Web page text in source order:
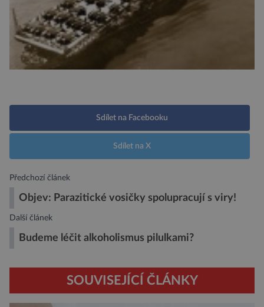
Sdílet na Facebooku
Sdílet na X
Předchozí článek
Objev: Parazitické vosičky spolupracují s viry!
Další článek
Budeme léčit alkoholismus pilulkami?
SOUVISEJÍCÍ ČLÁNKY